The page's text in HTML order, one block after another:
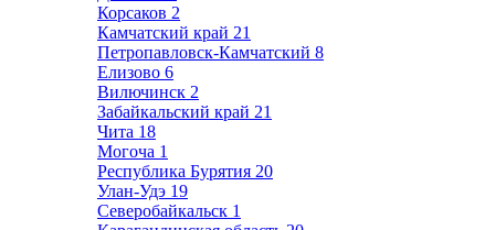
Корсаков 2
Камчатский край 21
Петропавловск-Камчатский 8
Елизово 6
Вилючинск 2
Забайкальский край 21
Чита 18
Могоча 1
Республика Бурятия 20
Улан-Удэ 19
Северобайкальск 1